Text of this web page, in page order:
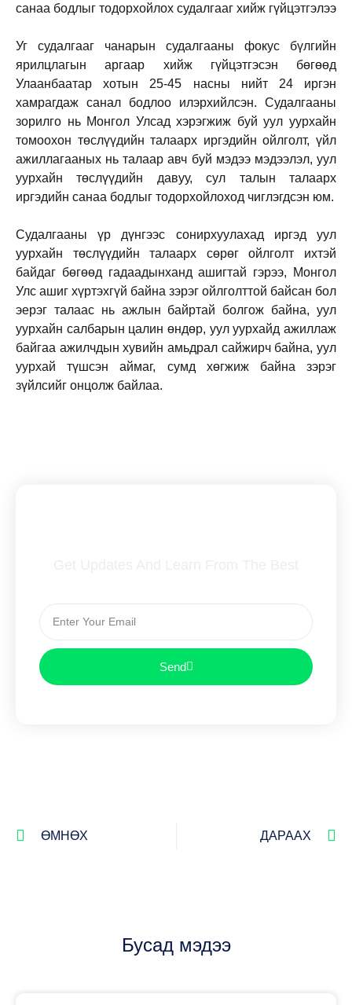
санаа бодлыг тодорхойлох судалгааг хийж гүйцэтгэлээ
Уг судалгааг чанарын судалгааны фокус бүлгийн
ярилцлагын аргаар хийж гүйцэтгэсэн бөгөөд
Улаанбаатар хотын 25-45 насны нийт 24 иргэн
хамрагдаж санал бодлоо илэрхийлсэн. Судалгааны
зорилго нь Монгол Улсад хэрэгжиж буй уул уурхайн
томоохон төслүүдийн талаарх иргэдийн ойлголт, үйл
ажиллагааных нь талаар авч буй мэдээ мэдээлэл, уул
уурхайн төслүүдийн давуу, сул талын талаарх
иргэдийн санаа бодлыг тодорхойлоход чиглэгдсэн юм.
Судалгааны үр дүнгээс сонирхуулахад иргэд уул
уурхайн төслүүдийн талаарх сөрөг ойлголт ихтэй
байдаг бөгөөд гадаадынханд ашигтай гэрээ, Монгол
Улс ашиг хүртэхгүй байна зэрэг ойлголттой байсан бол
эерэг талаас нь ажлын байртай болгож байна, уул
уурхайн салбарын цалин өндөр, уул уурхайд ажиллаж
байгаа ажилчдын хувийн амьдрал сайжирч байна, уул
уурхай түшсэн аймаг, сумд хөгжиж байна зэрэг
зүйлсийг онцолж байлаа.
Send
ӨМНӨХ ДАРААХ
Бусад мэдээ